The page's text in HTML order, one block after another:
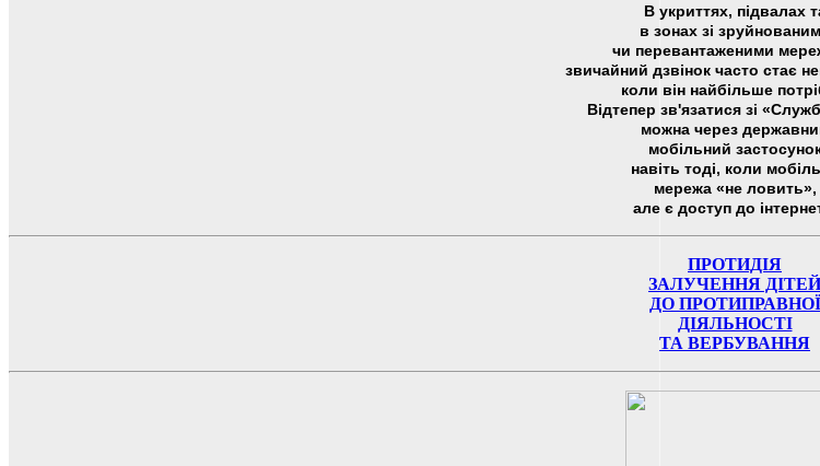
В укриттях, підвалах
в зонах зі
чи перевантаженими
звичайний дзвінок часто стає
коли він найбільше
Відтепер зв'язатися зі
можна через
мобільний
навіть тоді, коли
мережа «не ловить»,
але є доступ до
ПРОТИДІЯ
ЗАЛУЧЕННЯ ДІТЕЙ
ДО ПРОТИПРАВНОЇ
ДІЯЛЬНОСТІ
ТА ВЕРБУВАННЯ